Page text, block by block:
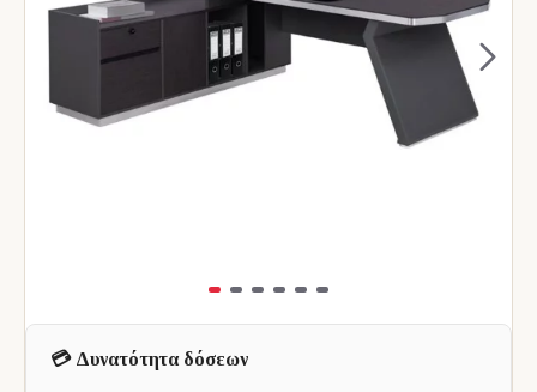
💳 Δυνατότητα δόσεων